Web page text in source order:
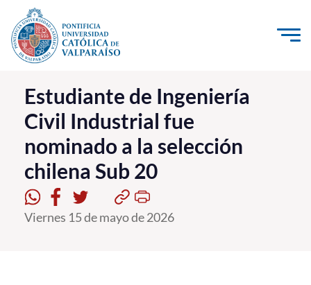
Click acá para ir directamente al contenido
La Universidad
Investigación, Creación e Innovación
PUCV Internacional
Vinculación con el Medio
Admisión
Estudiante de Ingeniería
Civil Industrial fue
nominado a la selección
chilena Sub 20
Viernes 15 de mayo de 2026